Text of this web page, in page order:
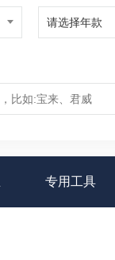
请选择年款
专用工具